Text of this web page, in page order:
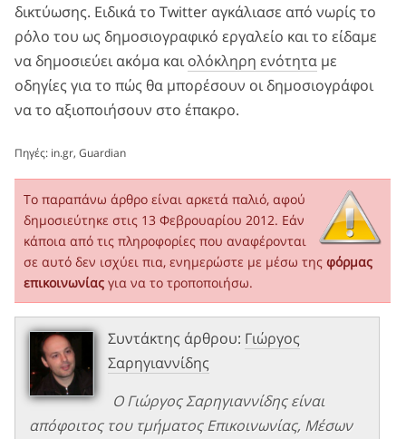
δικτύωσης. Ειδικά το Twitter αγκάλιασε από νωρίς το
ρόλο του ως δημοσιογραφικό εργαλείο και το είδαμε
να δημοσιεύει ακόμα καιολόκληρη ενότητα με
οδηγίες για το πώς θα μπορέσουν οι δημοσιογράφοι
να το αξιοποιήσουν στο έπακρο.
Πηγές: in.gr, Guardian
Το παραπάνω άρθρο είναι αρκετά παλιό, αφού
δημοσιεύτηκε στις 13 Φεβρουαρίου 2012. Εάν
κάποια από τις πληροφορίες που αναφέρονται
σε αυτό δεν ισχύει πια, ενημερώστε με μέσω της φόρμας
επικοινωνίας για να το τροποποιήσω.
Συντάκτης άρθρου: Γιώργος
Σαρηγιαννίδης
Ο Γιώργος Σαρηγιαννίδης είναι
απόφοιτος του τμήματος Επικοινωνίας, Μέσων